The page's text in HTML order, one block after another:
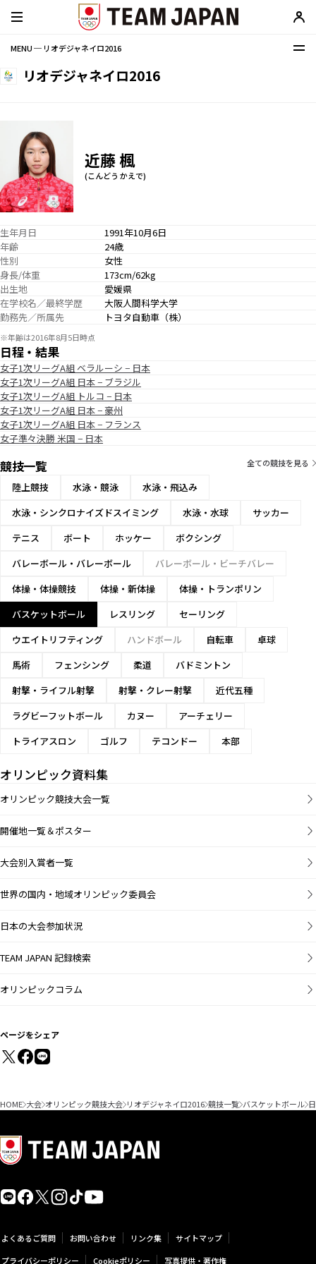
MENU ─ リオデジャネイロ2016
リオデジャネイロ2016
近藤 楓
(こんどう かえで)
生年月日
1991年10月6日
年齢
24歳
性別
女性
身長/体重
173cm/62kg
出生地
愛媛県
在学校名／最終学歴
大阪人間科学大学
勤務先／所属先
トヨタ自動車（株）
※年齢は2016年8月5日時点
日程・結果
女子1次リーグA組 ベラルーシ − 日本
女子1次リーグA組 日本 − ブラジル
女子1次リーグA組 トルコ − 日本
女子1次リーグA組 日本 − 豪州
女子1次リーグA組 日本 − フランス
女子準々決勝 米国 − 日本
競技一覧 全ての競技を見る
陸上競技 水泳・競泳
水泳・飛込み
水泳・シンクロナイズドスイミング
水泳・水球
サッカー
テニス
ボート ホッケー
ボクシング
バレーボール・バレーボール
バレーボール・ビーチバレー
体操・体操競技
体操・新体操
体操・トランポリン
バスケットボール
レスリング
セーリング
ウエイトリフティング
ハンドボール 自転車
卓球
馬術
フェンシング 柔道
バドミントン
射撃・ライフル射撃
射撃・クレー射撃
近代五種
ラグビーフットボール
カヌー
アーチェリー
トライアスロン
ゴルフ テコンドー 本部
オリンピック資料集
オリンピック競技大会一覧
開催地一覧＆ポスター
大会別入賞者一覧
世界の国内・地域オリンピック委員会
日本の大会参加状況
TEAM JAPAN 記録検索
オリンピックコラム
ページをシェア
HOME 大会 オリンピック競技大会 リオデジャネイロ2016 競技一覧 バスケットボール
よくあるご質問 お問い合わせ リンク集
サイトマップ
プライバシーポリシー
Cookieポリシー 写真提供・著作権